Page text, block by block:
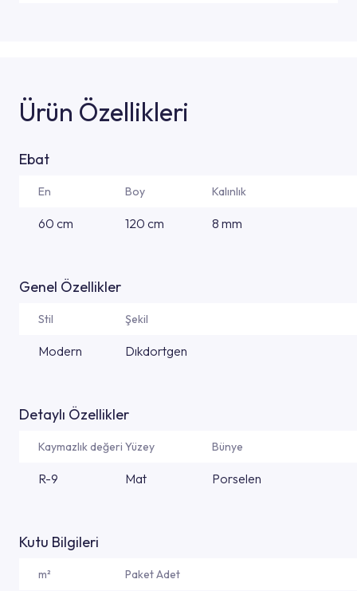
Ürün Özellikleri
Ebat
En Boy Kalınlık
60 cm 120 cm 8 mm
Genel Özellikler
Stil Şekil
Modern Dıkdortgen
Detaylı Özellikler
Kaymazlık değeri Yüzey Bünye
R-9 Mat Porselen
Kutu Bilgileri
m² Paket Adet